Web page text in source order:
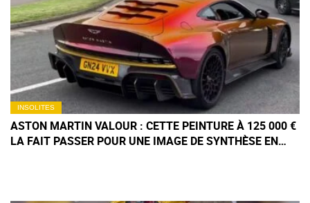
INSOLITES
ASTON MARTIN VALOUR : CETTE PEINTURE À 125 000 €
LA FAIT PASSER POUR UNE IMAGE DE SYNTHÈSE EN